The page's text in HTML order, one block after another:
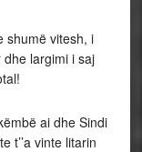
shumë vitesh, i
largimi i saj
ai dhe Sindi
t’’a vinte litarin